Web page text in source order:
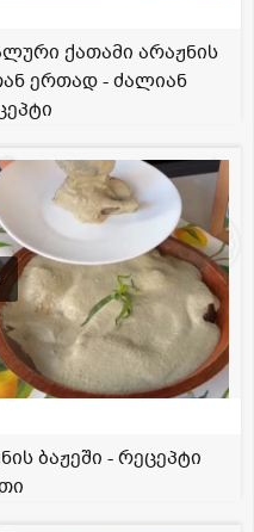
ქათამი არაჟნის
ერთად - ძალიან
ბაჟეში - რეცეპტი